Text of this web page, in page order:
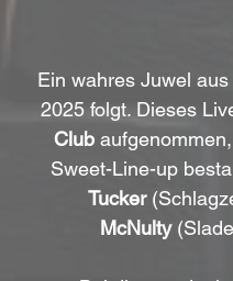
Ein wahres Juwel
2025 folgt. Dieses
Club
Sweet-Line-up
Tucker
McNulty